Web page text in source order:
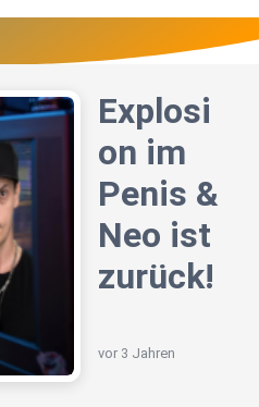
Explosi
on im
Penis &
Neo ist
zurück!
vor 3 Jahren